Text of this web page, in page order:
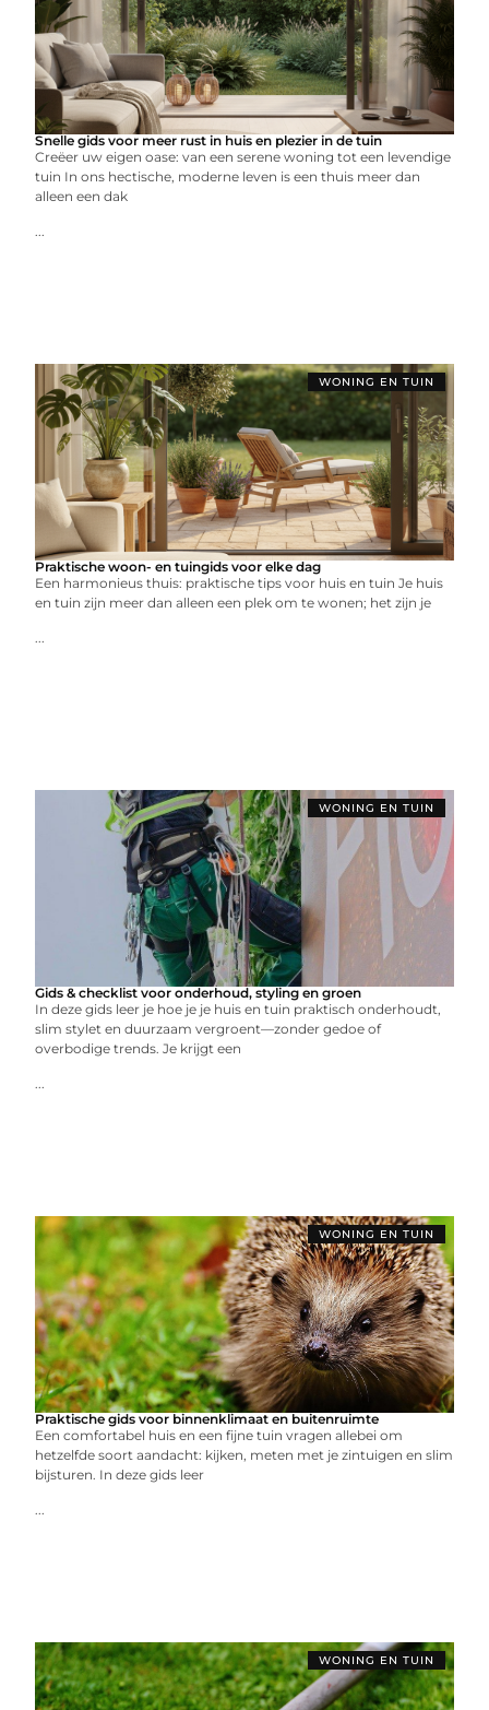
Snelle gids voor meer rust in huis en plezier in de tuin
Creëer uw eigen oase: van een serene woning tot een levendige
tuin In ons hectische, moderne leven is een thuis meer dan
alleen een dak
...
WONING EN TUIN
Praktische woon- en tuingids voor elke dag
Een harmonieus thuis: praktische tips voor huis en tuin Je huis
en tuin zijn meer dan alleen een plek om te wonen; het zijn je
...
WONING EN TUIN
Gids & checklist voor onderhoud, styling en groen
In deze gids leer je hoe je je huis en tuin praktisch onderhoudt,
slim stylet en duurzaam vergroent—zonder gedoe of
overbodige trends. Je krijgt een
...
WONING EN TUIN
Praktische gids voor binnenklimaat en buitenruimte
Een comfortabel huis en een fijne tuin vragen allebei om
hetzelfde soort aandacht: kijken, meten met je zintuigen en slim
bijsturen. In deze gids leer
...
WONING EN TUIN